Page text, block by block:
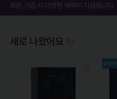
회원 가입 시 다양한 혜택이 지급됩니다.
새로 나왔어요 ✨